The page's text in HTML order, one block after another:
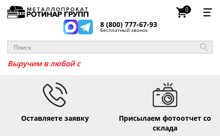
8 (800) 777-67-93
Бесплатный звонок
0
Выручим в _
Оставляете заявку
Присылаем фотоотчет со
склада